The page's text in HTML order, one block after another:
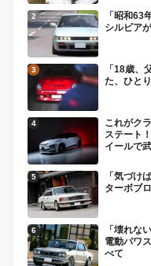
「昭和63
シルビア
「18歳、
た、ひと
これがク
ステート
イールで
「気づけ
ターボブ
「壊れな
電動パワ
べて